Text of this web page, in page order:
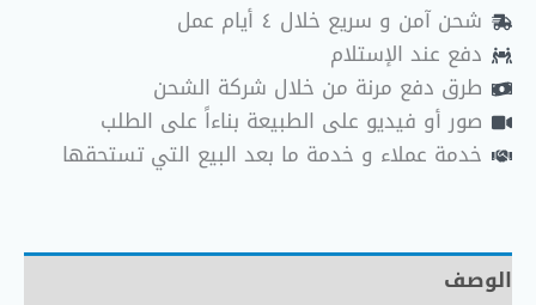
شحن آمن و سريع خلال ٤ أيام عمل
دفع عند الإستلام
طرق دفع مرنة من خلال شركة الشحن
صور أو فيديو على الطبيعة بناءاً على الطلب
خدمة عملاء و خدمة ما بعد البيع التي تستحقها
الوصف